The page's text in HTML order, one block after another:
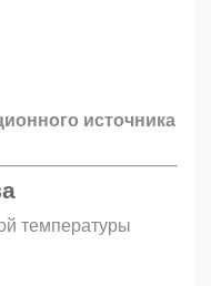
источника
температуры